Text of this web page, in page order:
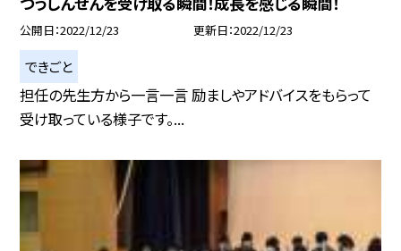
公開日 2022/12/23 更新日 2022/12/23
できごと
担任の先生方から一言一言 励ましやアドバイスをもらって
受け取っている様子です。...